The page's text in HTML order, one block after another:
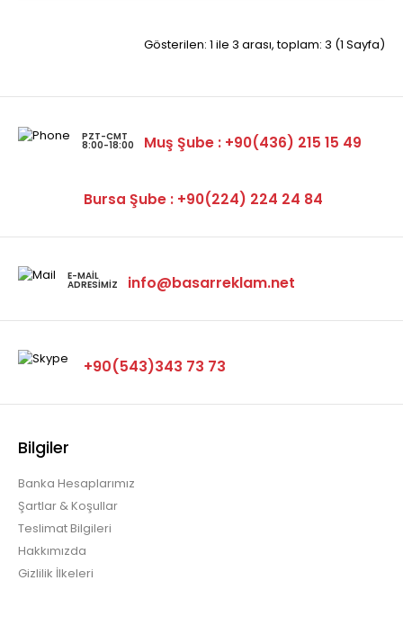
Gösterilen: 1 ile 3 arası, toplam: 3 (1 Sayfa)
PZT-CMT
8:00-18:00 Muş Şube : +90(436) 215 15 49
Bursa Şube : +90(224) 224 24 84
E-MAIL
ADRESIMIZ info@basarreklam.net
+90(543)343 73 73
Bilgiler
Banka Hesaplarımız
Şartlar & Koşullar
Teslimat Bilgileri
Hakkımızda
Gizlilik İlkeleri